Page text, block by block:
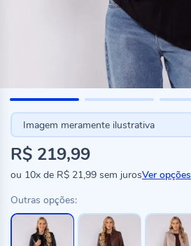
Imagem meramente ilustrativa
R$ 219,99
ou 10x de R$ 21,99 sem jurosVer opções
Outras opções: